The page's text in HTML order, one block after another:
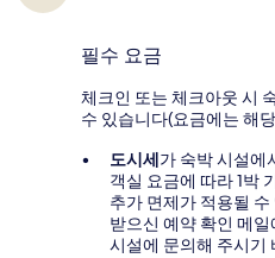
필수 요금
체크인 또는 체크아웃 시
수 있습니다(요금에는 해
도시세가 숙박 시설에
객실 요금에 따라 1박
추가 면제가 적용될
받으신 예약 확인 메
시설에 문의해 주시기